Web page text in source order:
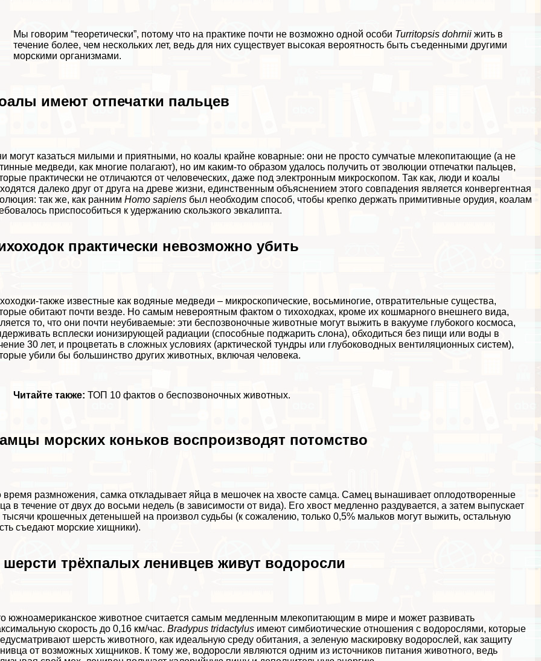
Мы говорим “теоретически”, потому что на пpaктике почти не возможно одной особи Turritopsis dohrnii жить в
течение более, чем нескольких лет, ведь для них существует высокая вероятность быть съеденными другими
морскими организмами.
имеют отпечатки пальцев
могут казаться милыми и приятными, но коалы крайне коварные: они не просто сумчатые млекопитающие (а не
медведи, как многие полагают), но им каким-то образом удалось получить от эволюции отпечатки пальцев,
пpaктически не отличаются от человеческих, даже под электронным микроскопом. Так как, люди и коалы
далеко друг от друга на древе жизни, единственным объяснением этого совпадения является конвергентная
так же, как раннимHomo sapiens был необходим способ, чтобы крепко держать примитивные орудия, коалам
приспособиться к удержанию скользкого эвкалипта.
пpaктически невозможно убить
также известные как водяные медведи – микроскопические, восьминогие, отвратительные существа,
обитают почти везде. Но самым невероятным фактом о тихоходках, кроме их кошмарного внешнего вида,
то, что они почти неубиваемые: эти беспозвоночные животные могут выжить в вакууме глубокого космоса,
всплески ионизирующей радиации (способные поджарить слона), обходиться без пищи или воды в
30 лет, и процветать в сложных условиях (арктической тундры или глубоководных вентиляционных систем),
убили бы большинство других животных, включая человека.
Читайте также: ТОП 10 фактов о беспозвоночных животных.
морских коньков воспроизводят потомство
время размножения, самка откладывает яйца в мешочек на хвосте самца. Самец вынашивает оплодотворенные
в течение от двух до восьми недель (в зависимости от вида). Его хвост медленно раздувается, а затем выпускает
тысячи крошечных детенышей на произвол судьбы (к сожалению, только 0,5% мальков могут выжить, остальную
съедают морские хищники).
трёхпалых ленивцев живут водоросли
южноамериканское животное считается самым медленным млекопитающим в мире и может развивать
скорость до 0,16 км/час.Bradypus tridactylus имеют симбиотические отношения с водорослями, которые
шерсть животного, как идеальную среду обитания, а зеленую маскировку водорослей, как защиту
от возможных хищников. К тому же, водоросли являются одним из источников питания животного, ведь